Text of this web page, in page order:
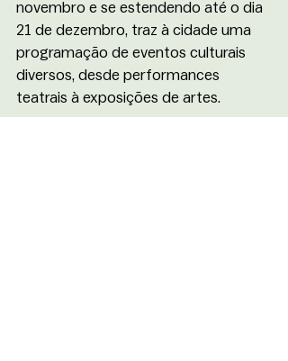
novembro e se estendendo até o dia
21 de dezembro, traz à cidade uma
programação de eventos culturais
diversos, desde performances
teatrais à exposições de artes.